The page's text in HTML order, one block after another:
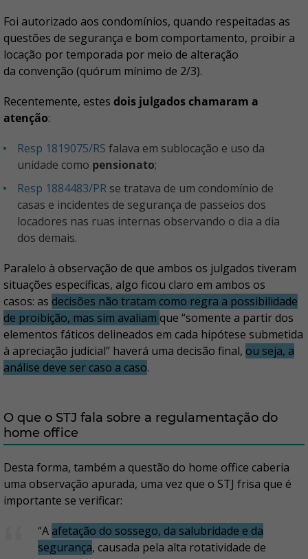
Foi autorizado aos condomínios, quando respeitadas as
questões de segurança e bom comportamento, proibir a
locação por temporada por meio de alteração
da convenção (quórum mínimo de 2/3).
Recentemente, estes dois julgados chamaram a
atenção:
Resp 1819075/RS falava em sublocação e uso da
unidade como pensionato;
Resp 1884483/PR se tratava de um condomínio de
casas e incidentes de segurança de passeios dos
locadores nas ruas internas observando o dia a dia
dos demais.
Paralelo à observação de que ambos os julgados tiveram
situações específicas, algo ficou claro em ambos os
casos: as decisões não tratam como regra a possibilidade
de proibição, mas sim avaliam que “somente a partir dos
elementos fáticos delineados em cada hipótese submetida
à apreciação judicial” haverá uma decisão final, ou seja, a
análise deve ser caso a caso.
O que o STJ fala sobre a regulamentação do
home office
Desta forma, também a questão do home office caberia
uma observação apurada, uma vez que o STJ frisa que é
importante se verificar:
“A afetação do sossego, da salubridade e da
segurança, causada pela alta rotatividade de